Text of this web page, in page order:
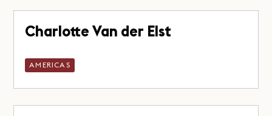
Charlotte Van der Elst
AMERICAS